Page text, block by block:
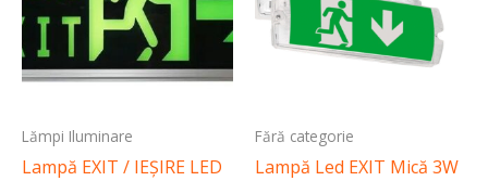
Lămpi Iluminare
Lampă EXIT / IEȘIRE LED
Fără categorie
Lampă Led EXIT Mică 3W